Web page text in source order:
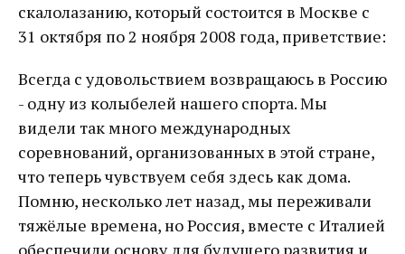
скалолазанию, который состоится в Москве с
31 октября по 2 ноября 2008 года, приветствие:
Всегда с удовольствием возвращаюсь в Россию
- одну из колыбелей нашего спорта. Мы
видели так много международных
соревнований, организованных в этой стране,
что теперь чувствуем себя здесь как дома.
Помню, несколько лет назад, мы переживали
тяжёлые времена, но Россия, вместе с Италией
обеспечили основу для будущего развития и